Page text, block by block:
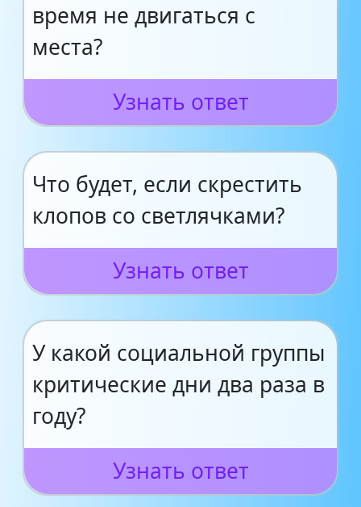
время не двигаться с
места?
Узнать ответ
Что будет, если скрестить
клопов со светлячками?
Узнать ответ
У какой социальной группы
критические дни два раза в
году?
Узнать ответ